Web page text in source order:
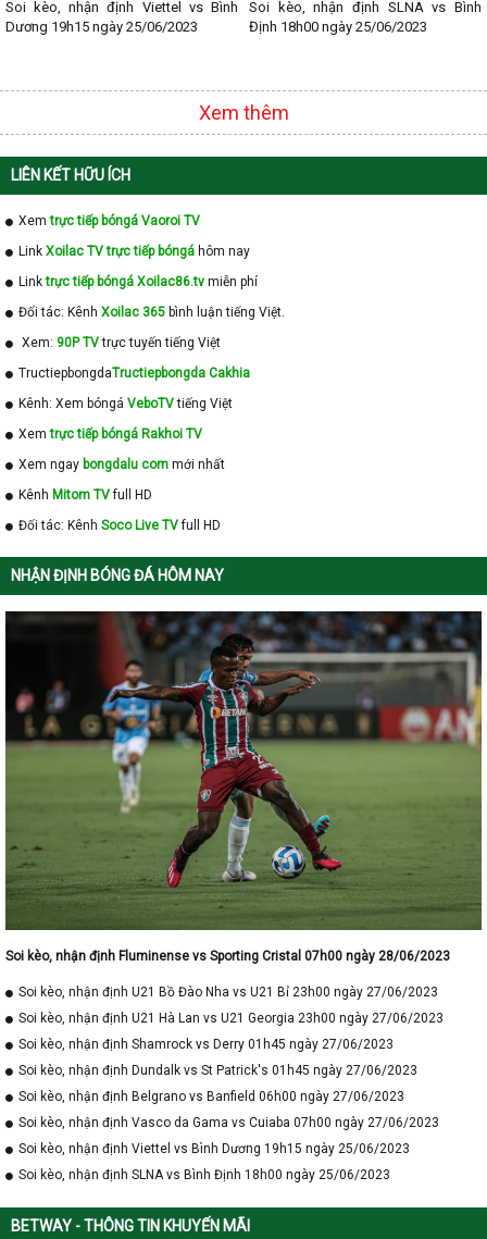
Soi kèo, nhận định Viettel vs Bình
Dương 19h15 ngày 25/06/2023
Soi kèo, nhận định SLNA vs Bình
Định 18h00 ngày 25/06/2023
Xem thêm
LIÊN KẾT HỮU ÍCH
Xemtrực tiếp bóngá Vaoroi TV
Link Xoilac TV trực tiếp bóngá hôm nay
Linktrực tiếp bóngá Xoilac86.tv miễn phí
Đối tác: Kênh Xoilac 365 bình luận tiếng Việt.
Xem: 90P TVtrực tuyến tiếng Việt
TructiepbongdaTructiepbongda Cakhia
Kênh: Xem bóngá VeboTVtiếng Việt
Xemtrực tiếp bóngá Rakhoi TV
Xem ngay bongdalu com mới nhất
Kênh Mitom TVfull HD
Đối tác: Kênh Soco Live TVfull HD
NHẬN ĐỊNH BÓNG ĐÁ HÔM NAY
Soi kèo, nhận định Fluminense vs Sporting Cristal 07h00 ngày 28/06/2023
Soi kèo, nhận định U21 Bồ Đào Nha vs U21 Bỉ 23h00 ngày 27/06/2023
Soi kèo, nhận định U21 Hà Lan vs U21 Georgia 23h00 ngày 27/06/2023
Soi kèo, nhận định Shamrock vs Derry 01h45 ngày 27/06/2023
Soi kèo, nhận định Dundalk vs St Patrick's 01h45 ngày 27/06/2023
Soi kèo, nhận định Belgrano vs Banfield 06h00 ngày 27/06/2023
Soi kèo, nhận định Vasco da Gama vs Cuiaba 07h00 ngày 27/06/2023
Soi kèo, nhận định Viettel vs Bình Dương 19h15 ngày 25/06/2023
Soi kèo, nhận định SLNA vs Bình Định 18h00 ngày 25/06/2023
BETWAY - THÔNG TIN KHUYẾN MÃI